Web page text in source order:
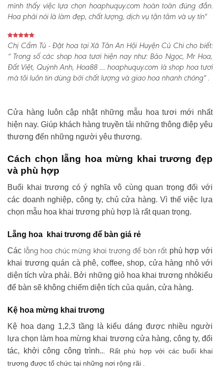
mình thấy việc lựa chọn hoaphuquy.com hoàn toàn đúng đắn.
Hoa phải nói là làm đẹp, chất lượng, dịch vụ tận tâm và uy tín"
Chị Cẩm Tú - Đặt hoa tại Xã Tân An Hội Huyện Củ Chi cho biết:
“ Trong số các shop hoa tươi hiện nay như: Bảo Ngọc, Mr Hoa,
Đất Việt, Quỳnh Anh, Hoa88 .... hoaphuquy.com là shop hoa tươi
mà tôi luôn tin dùng bởi chất lượng và giao hoa nhanh chóng" .
Cửa hàng luôn cập nhật những mẫu hoa tươi mới nhất
hiện nay. Giúp khách hàng truyền tải những thông điệp yêu
thương đến những người yêu thương.
Cách chọn lẵng hoa mừng khai trương đẹp
và phù hợp
Buổi khai trương có ý nghĩa vô cùng quan trọng đối với
các doanh nghiệp, công ty, chủ cửa hàng. Vì thế việc lựa
chọn mẫu hoa khai trương phù hợp là rất quan trọng.
Lẵng hoa khai trương để bàn giá rẻ
Các lẵng hoa chúc mừng khai trương để bàn rất phù hợp với
khai trương quán cà phê, coffee, shop, cửa hàng nhỏ với
diện tích vừa phải. Bởi những giỏ hoa khai trương nhỏkiểu
để bàn sẽ không chiếm diện tích của quán, cửa hàng.
Kệ hoa mừng khai trương
Kệ hoa dạng 1,2,3 tầng là kiểu dáng được nhiều người
lựa chọn làm hoa mừng khai trương cửa hàng, công ty, đối
tác, khởi công công trình.. . Rất phù hợp với các buổi khai
trương được tổ chức tại những nơi rộng rãi .